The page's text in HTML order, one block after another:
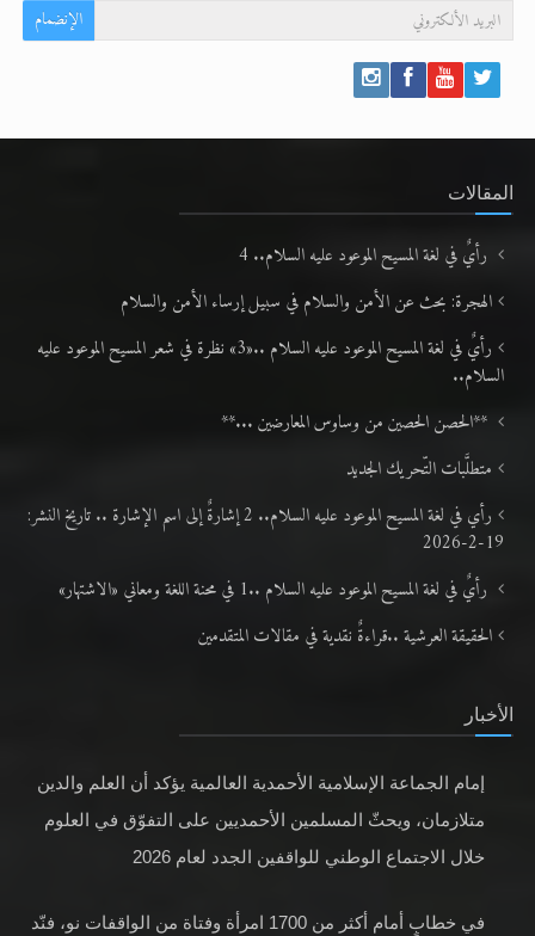
الإنضمام
المقالات
رأيٌ في لغة المسيح الموعود عليه السلام.. 4
الهجرة: بحث عن الأمن والسلام في سبيل إرساء الأمن والسلام
رأيٌ في لغة المسيح الموعود عليه السلام ..«3» نظرة في شعر المسيح الموعود عليه
السلام..
**الحصن الحصين من وساوس المعارضين ...**
متطلَّبات التّحريك الجديد
رأي في لغة المسيح الموعود عليه السلام.. 2 إشارةٌ إلى اسم الإشارة .. تاريخ النشر:
19-2-2026
رأيٌ في لغة المسيح الموعود عليه السلام ..1 في محنة اللغة ومعاني «الاشتهار»
الحقيقة العرشية ..قراءةٌ نقدية في مقالات المتقدمين
الأخبار
إمام الجماعة الإسلامية الأحمدية العالمية يؤكد أن العلم والدين
متلازمان، ويحثّ المسلمين الأحمديين على التفوّق في العلوم
خلال الاجتماع الوطني للواقفين الجدد لعام 2026
في خطابٍ أمام أكثر من 1700 امرأة وفتاة من الواقفات نو، فنّد